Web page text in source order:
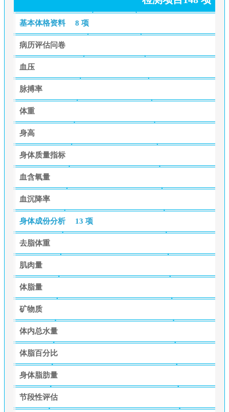
基本体格资料 8 项
病历评估问卷
血压
脉搏率
体重
身高
身体质量指标
血含氧量
血沉降率
身体成份分析 13 项
去脂体重
肌肉量
体脂量
矿物质
体内总水量
体脂百分比
身体脂肪量
节段性评估